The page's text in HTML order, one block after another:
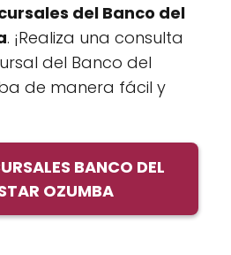
del Banco del
. ¡Realiza una consulta
del Banco del
de manera fácil y
BANCO DEL
OZUMBA